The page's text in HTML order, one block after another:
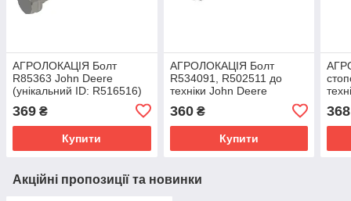
АГРОЛОКАЦІЯ Болт
R85363 John Deere
(унікальний ID: R516516)
369 ₴
Купити
АГРОЛОКАЦІЯ Болт
R534091, R502511 до
техніки John Deere
(унікальний ID: R534091)
360₴
Купити
368
Акційні пропозиції та новинки